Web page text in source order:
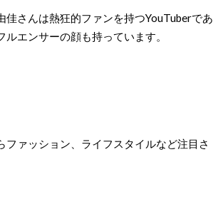
佳さんは熱狂的ファンを持つYouTuberであ
ルエンサーの顔も持っています。
ファッション、ライフスタイルなど注目さ